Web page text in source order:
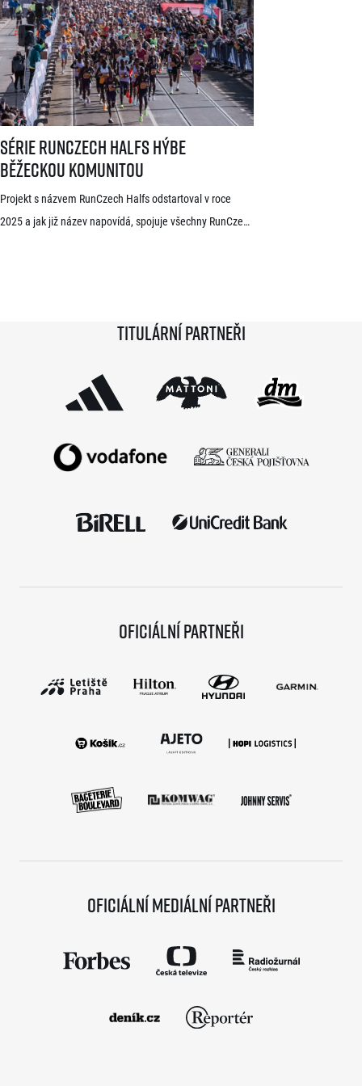
světoví vytrvalci z Afriky a Jižní Ameriky, z nichž někteří
již mají s pražskými závody předchozí zkušenosti. V
mužské kategorii potvrdil start rodák z Burundi
dlouhodobě žijící ve Španělsku Rodrigue Kwizera. […]
Série RunCzech Halfs hýbe
běžeckou komunitou
Projekt s názvem RunCzech Halfs odstartoval v roce
2025 a jak již název napovídá, spojuje všechny RunCzech
sezónu a od startu tak uběhlo teprve 18 měsíců,
Série RunCzech Halfs hýbe běžeckou komunitou
Titulární partneři
Oficiální partneři
Oficiální mediální partneři